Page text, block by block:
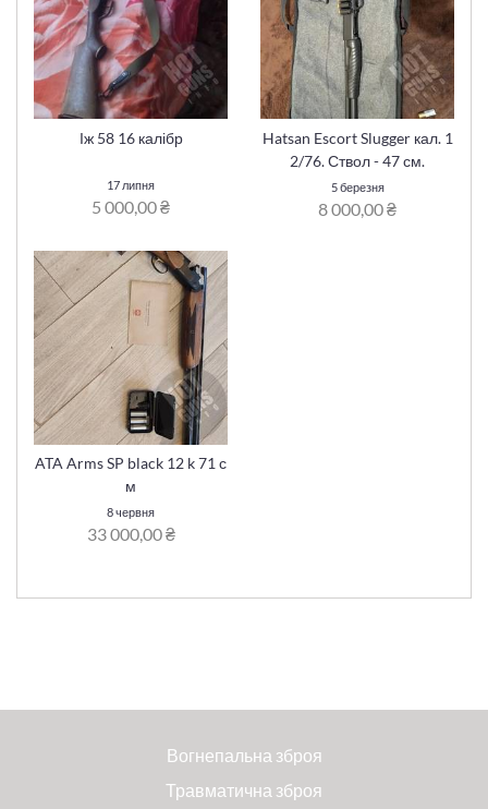
Іж 58 16 калібр
17 липня
5 000,00 ₴
Hatsan Escort Slugger кал. 1
2/76. Ствол - 47 см.
5 березня
8 000,00 ₴
ATA Arms SP black 12 k 71 с
м
8 червня
33 000,00 ₴
Вогнепальна зброя
Травматична зброя